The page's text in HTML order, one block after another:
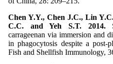
Chen Y.Y., Chen J.C., Lin
C.C. and Yeh S.T. 2014.
carrageenan via immersion and
in phagocytosis despite a post-
Fish and Shellfish Immunology,